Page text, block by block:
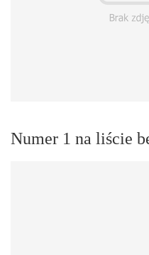
Numer 1 na liście